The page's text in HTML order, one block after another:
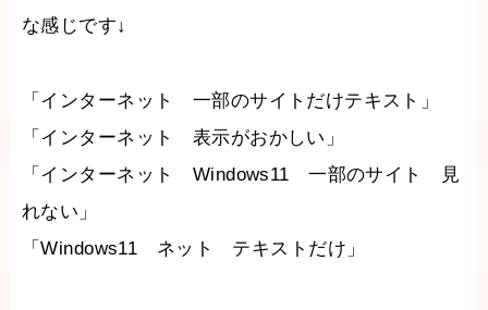
な感じです↓
「インターネット 一部のサイトだけテキスト」
「インターネット 表示がおかしい」
「インターネット Windows11 一部のサイト 見
れない」
「Windows11 ネット テキストだけ」